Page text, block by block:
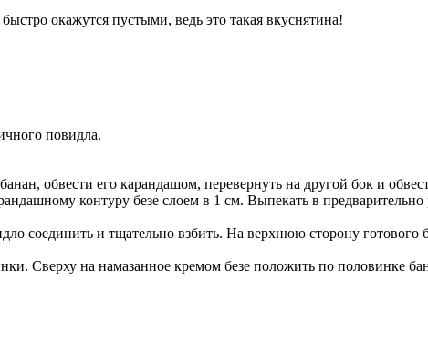
окажутся пустыми, ведь это такая вкуснятина!
повидла.
обвести его карандашом, перевернуть на другой бок и
контуру безе слоем в 1 см. Выпекать в предварительно
соединить и тщательно взбить. На верхнюю сторону готового
Сверху на намазанное кремом безе положить по половинке